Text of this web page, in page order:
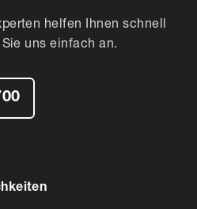
helfen Ihnen schnell
uns einfach an.